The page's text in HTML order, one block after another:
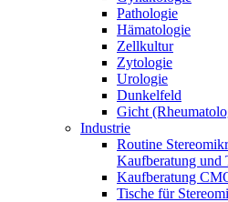
Pathologie
Hämatologie
Zellkultur
Zytologie
Urologie
Dunkelfeld
Gicht
Industrie
Routine
Kaufberatung und
Kaufberatung
Tische für